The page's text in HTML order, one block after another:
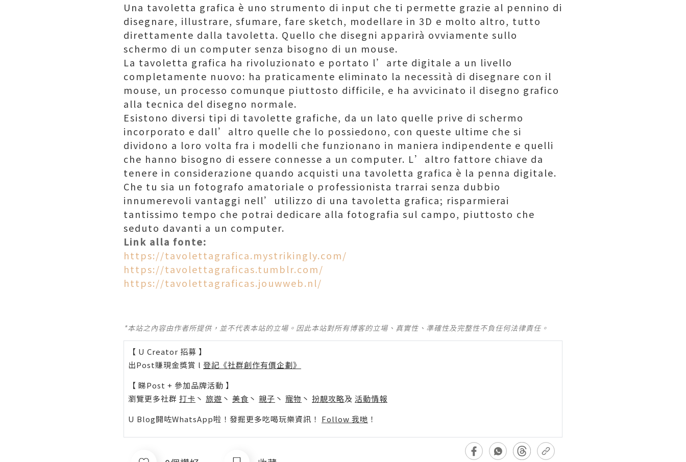
Una tavoletta grafica è uno strumento di input che ti permette grazie al pennino di
disegnare, illustrare, sfumare, fare sketch, modellare in 3D e molto altro, tutto
direttamente dalla tavoletta. Quello che disegni apparirà ovviamente sullo
schermo di un computer senza bisogno di un mouse.
La tavoletta grafica ha rivoluzionato e portato l’arte digitale a un livello
completamente nuovo: ha praticamente eliminato la necessità di disegnare con il
mouse, un processo comunque piuttosto difficile, e ha avvicinato il disegno grafico
alla tecnica del disegno normale.
Esistono diversi tipi di tavolette grafiche, da un lato quelle prive di schermo
incorporato e dall’altro quelle che lo possiedono, con queste ultime che si
dividono a loro volta fra i modelli che funzionano in maniera indipendente e quelli
che hanno bisogno di essere connesse a un computer. L’altro fattore chiave da
tenere in considerazione quando acquisti una tavoletta grafica è la penna digitale.
Che tu sia un fotografo amatoriale o professionista trarrai senza dubbio
innumerevoli vantaggi nell’utilizzo di una tavoletta grafica; risparmierai
tantissimo tempo che potrai dedicare alla fotografia sul campo, piuttosto che
seduto davanti a un computer.
Link alla fonte:
https://tavolettagrafica.mystrikingly.com/
https://tavolettagraficas.tumblr.com/
https://tavolettagraficas.jouwweb.nl/
*本站之內容由作者所提供，並不代表本站的立場。因此本站對所有博客的立場、真實性、準確性及完整性不負任何法律責任。
【 U Creator 招募 】
出Post賺現金獎賞 l 登記《社群創作有價企劃》
【 睇Post + 參加品牌活動 】
瀏覽更多社群 打卡 丶 旅遊 丶 美食 丶 親子 丶 寵物 丶 扮靚攻略及 活動情報
U Blog開咗WhatsApp啦！發掘更多吃喝玩樂資訊！ Follow 我哋 ！